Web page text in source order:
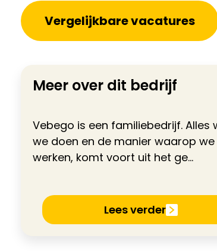
Vergelijkbare vacatures
Meer over dit bedrijf
Vebego is een familiebedrijf. Alles
we doen en de manier waarop we
werken, komt voort uit het ge...
Lees verder